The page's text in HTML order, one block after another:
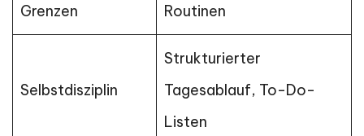
Grenzen
Routinen
Selbstdisziplin
Strukturierter
Tagesablauf, To-Do-
Listen